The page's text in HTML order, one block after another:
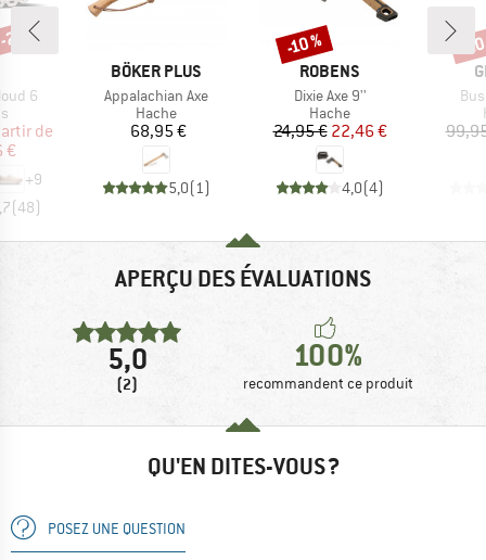
6
group
réduit
de
€
+9
(48)
%
MARQUE
BÖKER PLUS
Article
Appalachian Axe
Product group
Hache
Prix
68,95 €
5,0(1)
MARQUE
ROBENS
Article
Dixie Axe 9''
Product group
Hache
Prix
24,95 € Prix réduit
22,46 €
4,0(4)
Remise
-10 % -
APERÇU DES ÉVALUATIONS
5,0
(2)
100%
recommandent ce produit
QU'EN DITES-VOUS ?
POSEZ UNE QUESTION